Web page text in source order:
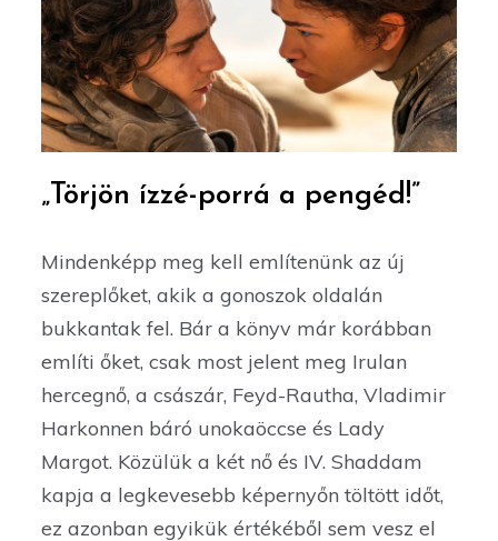
„Törjön ízzé-porrá a pengéd!”
Mindenképp meg kell említenünk az új
szereplőket, akik a gonoszok oldalán
bukkantak fel. Bár a könyv már korábban
említi őket, csak most jelent meg Irulan
hercegnő, a császár, Feyd-Rautha, Vladimir
Harkonnen báró unokaöccse és Lady
Margot. Közülük a két nő és IV. Shaddam
kapja a legkevesebb képernyőn töltött időt,
ez azonban egyikük értékéből sem vesz el